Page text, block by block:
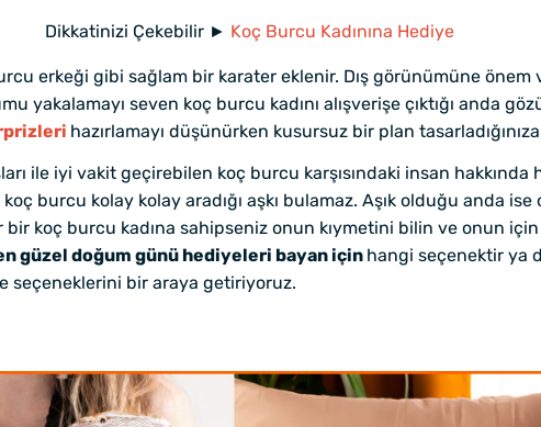
Dikkatinizi Çekebilir ► Koç Burcu Kadınına Hediye
erkeği gibi sağlam bir karater eklenir. Dış görünümüne önem
yakalamayı seven koç burcu kadını alışverişe çıktığı anda
hazırlamayı düşünürken kusursuz bir plan
ile iyi vakit geçirebilen koç burcu karşısındaki insan hakkında
burcu kolay kolay aradığı aşkı bulamaz. Aşık olduğu anda
koç burcu kadına sahipseniz onun kıymetini bilin ve onun için
güzel doğum günü hediyeleri bayan için hangi seçenektir ya
seçeneklerini bir araya getiriyoruz.